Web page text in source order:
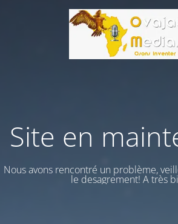
Site en
Nous avons rencontré un problème,
le desagrement! A très